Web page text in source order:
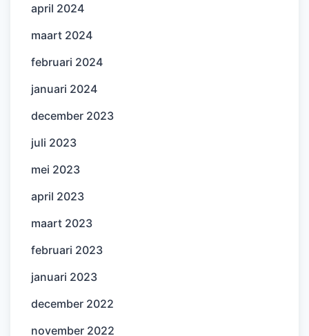
april 2024
maart 2024
februari 2024
januari 2024
december 2023
juli 2023
mei 2023
april 2023
maart 2023
februari 2023
januari 2023
december 2022
november 2022